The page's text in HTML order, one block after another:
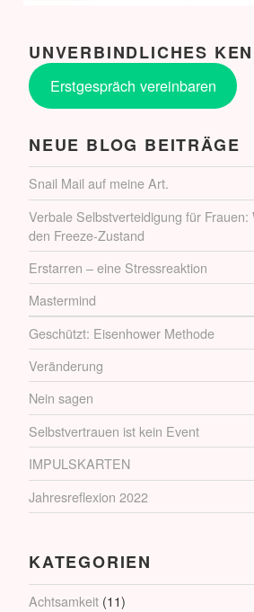
UNVERBINDLICHES
Erstgespräch vereinbaren
NEUE BLOG BEITRÄGE
Snail Mail auf meine Art.
Verbale Selbstverteidigung für Frauen:
den Freeze-Zustand
Erstarren – eine Stressreaktion
Mastermind
Geschützt: Eisenhower Methode
Veränderung
Nein sagen
Selbstvertrauen ist kein Event
IMPULSKARTEN
Jahresreflexion 2022
KATEGORIEN
Achtsamkeit (11)